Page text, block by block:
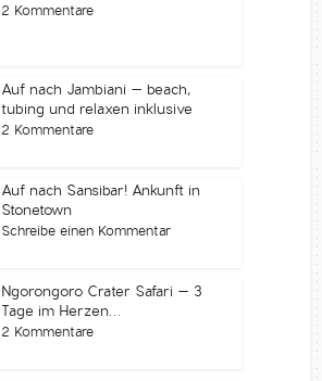
2 Kommentare
Auf nach Jambiani – beach,
tubing und relaxen inklusive
2 Kommentare
Auf nach Sansibar! Ankunft in
Stonetown
Schreibe einen Kommentar
Ngorongoro Crater Safari – 3
Tage im Herzen...
2 Kommentare